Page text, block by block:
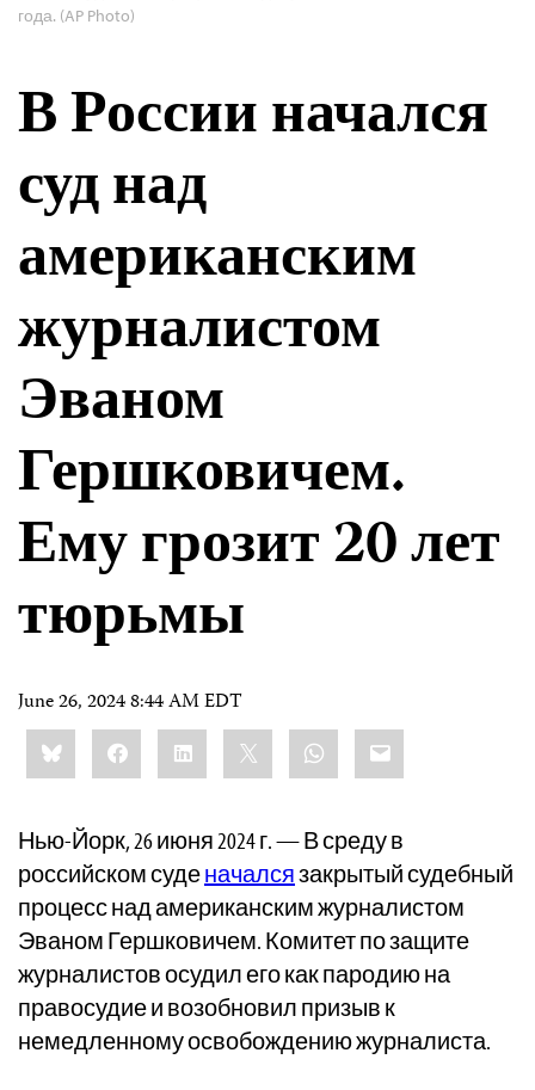
года. (AP Photo)
В России начался
суд над
американским
журналистом
Эваном
Гершковичем.
Ему грозит 20 лет
тюрьмы
June 26, 2024 8:44 AM EDT
Share
this:BlueskyFacebookLinkedIn WhatsApp
Email
Нью-Йорк, 26 июня 2024 г. — В среду в
российском суденачалсязакрытый судебный
процесс над американским журналистом
Эваном Гершковичем. Комитет по защите
журналистов осудил его как пародию на
правосудие и возобновил призыв к
немедленному освобождению журналиста.